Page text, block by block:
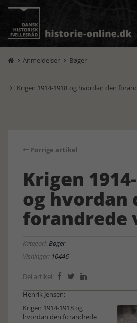
 Anmeldelser  Bøger
 Krigen 1914-1918 og hvordan den
Forrige artikel
Krigen
og hvordan
forandrede
Kategori:Bøger
Visninger: 10446
Del artikel:   
Henrik Jensen:
Krigen 1914-1918 og
hvordan den forandrede